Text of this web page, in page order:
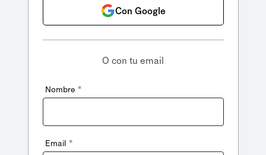
Con Google
O con tu email
Nombre *
Email *